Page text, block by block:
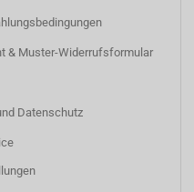
& Muster-Widerrufsformular
Datenschutz